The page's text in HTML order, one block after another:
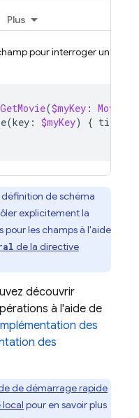
Plus
pour interroger un seul
GetMovie($myKey :
(key : $myKey) { title
de schéma
explicitement la
pour les champs à l'aide
de la directive
découvrir
à l'aide de
des
des
de démarrage rapide
pour en savoir plus